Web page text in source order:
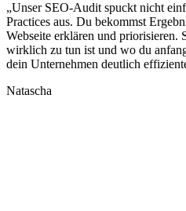
„Unser SEO-Audit spuckt nicht
Practices aus. Du bekommst
Webseite erklären und priorisieren.
wirklich zu tun ist und wo du
dein Unternehmen deutlich
Natascha